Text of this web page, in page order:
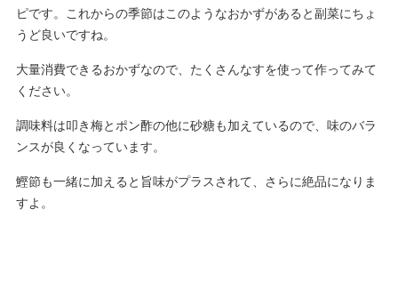
ピです。これからの季節はこのようなおかずがあると副菜にちょ
うど良いですね。
大量消費できるおかずなので、たくさんなすを使って作ってみて
ください。
調味料は叩き梅とポン酢の他に砂糖も加えているので、味のバラ
ンスが良くなっています。
鰹節も一緒に加えると旨味がプラスされて、さらに絶品になりま
すよ。